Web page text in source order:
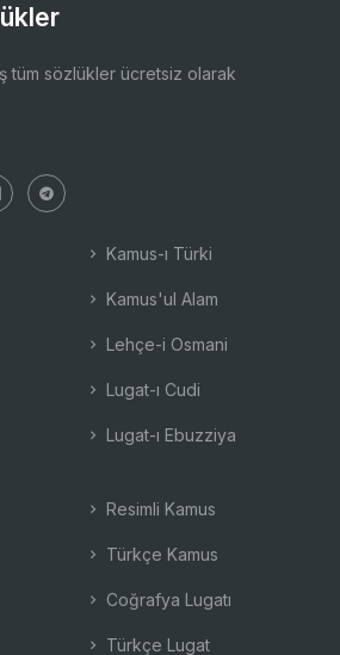
tüm sözlükler ücretsiz olarak
Kamus-ı Türki
Kamus'ul Alam
Lehçe-i Osmani
Lugat-ı Cudi
Lugat-ı Ebuzziya
Resimli Kamus
Türkçe Kamus
Coğrafya Lugatı
Türkçe Lugat